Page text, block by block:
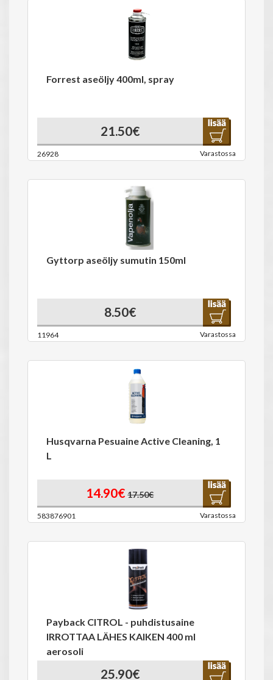
Forrest aseöljy 400ml, spray
21.50€
26928 Varastossa
Gyttorp aseöljy sumutin 150ml
8.50€
11964 Varastossa
Husqvarna Pesuaine Active Cleaning, 1
L
14.90€ 17.50€
583876901 Varastossa
Payback CITROL - puhdistusaine
IRROTTAA LÄHES KAIKEN 400 ml
aerosoli
25.90€